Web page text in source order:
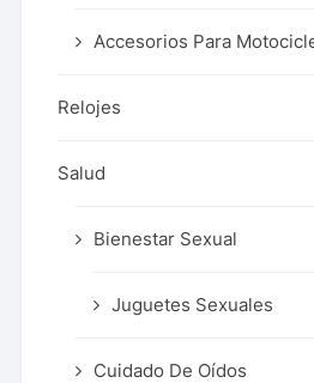
Accesorios Para
Relojes
Salud
Bienestar Sexual
Juguetes Sexuales
Cuidado De Oídos